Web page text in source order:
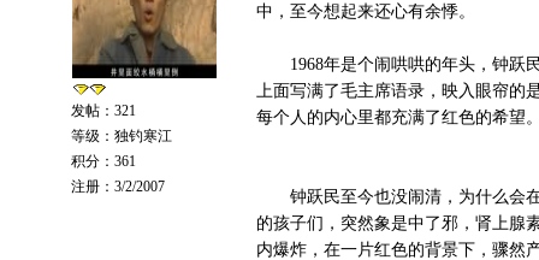
发帖：321
等级：独钓寒江
积分：361
注册：3/2/2007
中，至今想起来还心有余悸。
1968年是个闹哄哄的年头，钟跃民
上面写满了毛主席语录，映入眼帘
每个人的内心里都充满了红色的希望
钟跃民至今也没闹清，为什么会在
的孩子们，突然象是中了邪，肾上腺
内爆炸，在一片红色的背景下，骤然